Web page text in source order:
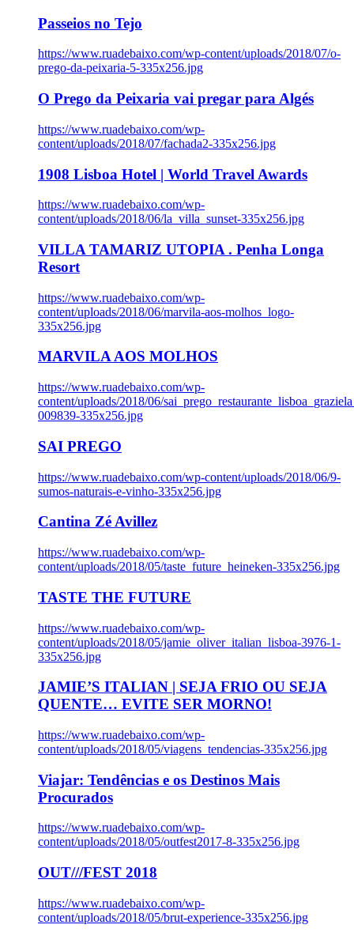
Passeios no Tejo
https://www.ruadebaixo.com/wp-content/uploads/2018/07/o-
prego-da-peixaria-5-335x256.jpg
O Prego da Peixaria vai pregar para Algés
https://www.ruadebaixo.com/wp-
content/uploads/2018/07/fachada2-335x256.jpg
1908 Lisboa Hotel | World Travel Awards
https://www.ruadebaixo.com/wp-
content/uploads/2018/06/la_villa_sunset-335x256.jpg
VILLA TAMARIZ UTOPIA . Penha Longa
Resort
https://www.ruadebaixo.com/wp-
content/uploads/2018/06/marvila-aos-molhos_logo-
335x256.jpg
MARVILA AOS MOLHOS
https://www.ruadebaixo.com/wp-
content/uploads/2018/06/
009839-335x256.jpg
SAI PREGO
https://www.ruadebaixo.com/wp-content/uploads/2018/06/9-
sumos-naturais-e-vinho-335x256.jpg
Cantina Zé Avillez
https://www.ruadebaixo.com/wp-
content/uploads/2018/05/taste_future_heineken-335x256.jpg
TASTE THE FUTURE
https://www.ruadebaixo.com/wp-
content/uploads/2018/05/jamie_oliver_italian_lisboa-3976-1-
335x256.jpg
JAMIE’S ITALIAN | SEJA FRIO OU SEJA
QUENTE… EVITE SER MORNO!
https://www.ruadebaixo.com/wp-
content/uploads/2018/05/viagens_tendencias-335x256.jpg
Viajar: Tendências e os Destinos Mais
Procurados
https://www.ruadebaixo.com/wp-
content/uploads/2018/05/outfest2017-8-335x256.jpg
OUT///FEST 2018
https://www.ruadebaixo.com/wp-
content/uploads/2018/05/brut-experience-335x256.jpg